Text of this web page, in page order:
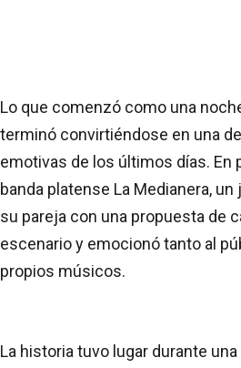
Lo que comenzó como una
terminó convirtiéndose en una
emotivas de los últimos días. En
banda platense La Medianera,
su pareja con una propuesta de
escenario y emocionó tanto al
propios músicos.
La historia tuvo lugar durante